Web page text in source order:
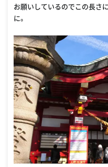
お願いしているのでこの長さ
に。